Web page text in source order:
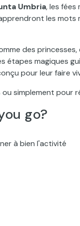
Umbria, les
les
des
magiques
pour leur faire
simplement pour
go?
à bien l'activité